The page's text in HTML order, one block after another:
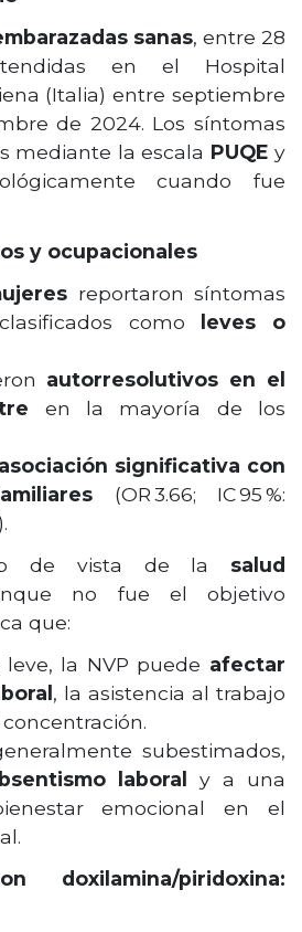
sanas, entre 28
en el Hospital
(Italia) entre septiembre
de 2024. Los síntomas
mediante la escala PUQE y
cuando fue
y ocupacionales
reportaron síntomas
como
leves o
autorresolutivos en el
en la mayoría de los
asociación significativa con
(OR 3.66; IC 95 %:
de vista de la salud
no fue el objetivo
que:
la NVP puede afectar
, la asistencia al trabajo
subestimados,
laboral
y a una
emocional en el
doxilamina/piridoxina: